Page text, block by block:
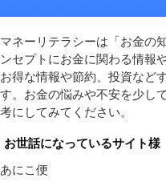
マネーリテラシーは「お金の
ンセプトにお金に関わる情報
お得な情報や節約、投資など
す。お金の悩みや不安を少し
考にしてみてください。
お世話になっているサイト様
あにこ便